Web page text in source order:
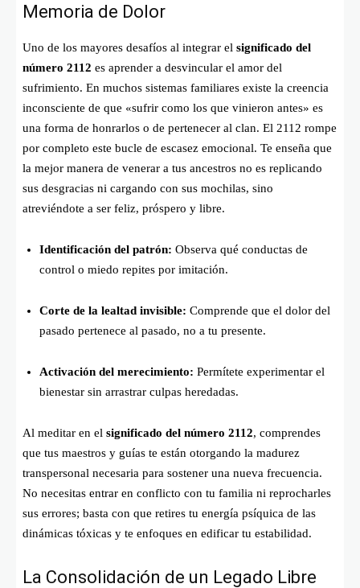
Memoria de Dolor
Uno de los mayores desafíos al integrar el significado del
número 2112 es aprender a desvincular el amor del
sufrimiento. En muchos sistemas familiares existe la creencia
inconsciente de que «sufrir como los que vinieron antes» es
una forma de honrarlos o de pertenecer al clan. El 2112 rompe
por completo este bucle de escasez emocional. Te enseña que
la mejor manera de venerar a tus ancestros no es replicando
sus desgracias ni cargando con sus mochilas, sino
atreviéndote a ser feliz, próspero y libre.
Identificación del patrón: Observa qué conductas de
control o miedo repites por imitación.
Corte de la lealtad invisible: Comprende que el dolor del
pasado pertenece al pasado, no a tu presente.
Activación del merecimiento: Permítete experimentar el
bienestar sin arrastrar culpas heredadas.
Al meditar en el significado del número 2112, comprendes
que tus maestros y guías te están otorgando la madurez
transpersonal necesaria para sostener una nueva frecuencia.
No necesitas entrar en conflicto con tu familia ni reprocharles
sus errores; basta con que retires tu energía psíquica de las
dinámicas tóxicas y te enfoques en edificar tu estabilidad.
La Consolidación de un Legado Libre